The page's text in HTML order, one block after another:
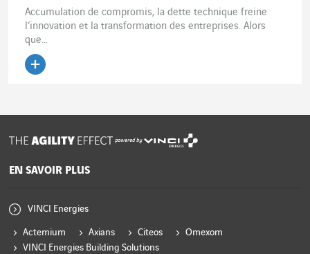
Accumulation de compromis, la dette technique freine
l’innovation et la transformation des entreprises. Alors
que...
powered by
EN SAVOIR PLUS
VINCI Energies
Actemium Axians Citeos
Omexom
VINCI Energies Building Solutions